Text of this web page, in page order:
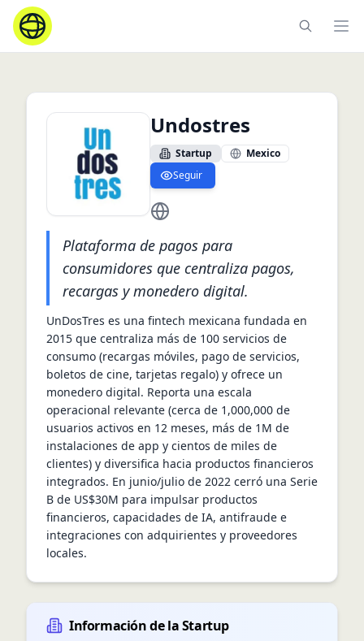
Undostres
Startup
Mexico
Seguir
https://undostres.com.mx/
Plataforma de pagos para
consumidores que centraliza pagos,
recargas y monedero digital.
UnDosTres es una fintech mexicana fundada en
2015 que centraliza más de 100 servicios de
consumo (recargas móviles, pago de servicios,
boletos de cine, tarjetas regalo) y ofrece un
monedero digital. Reporta una escala
operacional relevante (cerca de 1,000,000 de
usuarios activos en 12 meses, más de 1M de
instalaciones de app y cientos de miles de
clientes) y diversifica hacia productos financieros
integrados. En junio/julio de 2022 cerró una Serie
B de US$30M para impulsar productos
financieros, capacidades de IA, antifraude e
integraciones con adquirientes y proveedores
locales.
Información de la Startup